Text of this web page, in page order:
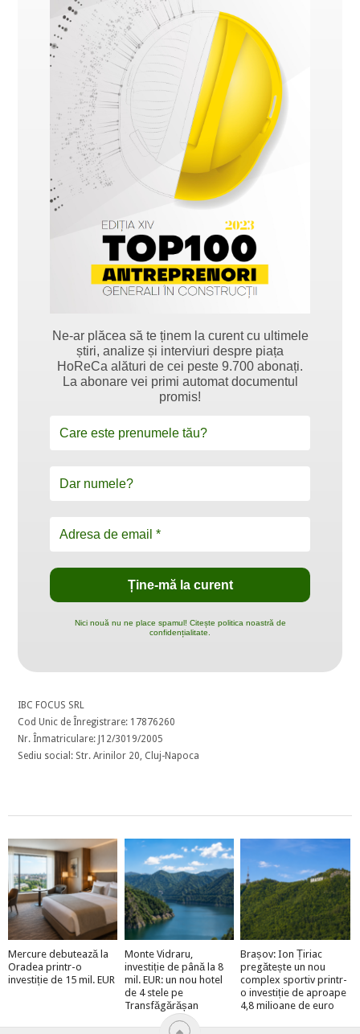
Ne-ar plăcea să te ținem la curent cu ultimele
știri, analize și interviuri despre piața
HoReCa alături de cei peste 9.700 abonați.
La abonare vei primi automat documentul
promis!
Nici nouă nu ne place spamul! Citește politica noastră de
confidențialitate.
IBC FOCUS SRL
Cod Unic de Înregistrare: 17876260
Nr. Înmatriculare: J12/3019/2005
Sediu social: Str. Arinilor 20, Cluj-Napoca
Mercure debutează la
Oradea printr-o
investiție de 15 mil. EUR
Monte Vidraru,
investiție de până la 8
mil. EUR: un nou hotel
de 4 stele pe
Transfăgărășan
Brașov: Ion Țiriac
pregătește un nou
complex sportiv printr-
o investiție de aproape
4,8 milioane de euro